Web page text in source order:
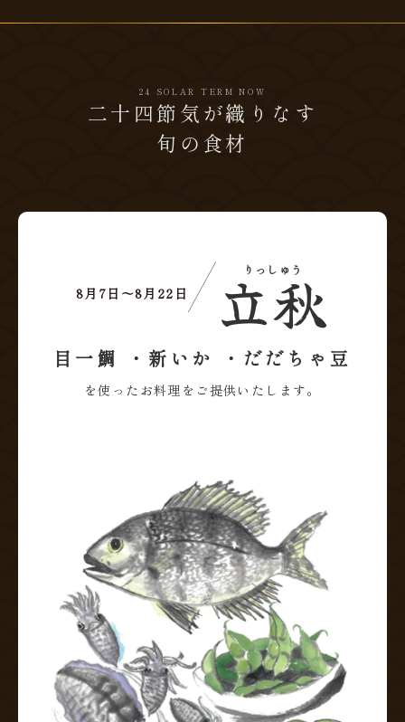
24 SOLAR TERM NOW
二十四節気が織りなす
旬の食材
8月7日〜8月22日
りっしゅう
立秋
目一鯛 新いか だだちゃ豆
を使ったお料理をご提供いたします。